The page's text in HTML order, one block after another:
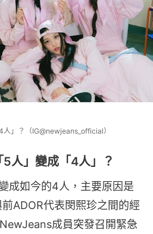
」？（IG@newjeans_official）
人」變成「4人」？
成如今的4人，主要原因是
ADOR代表閔熙珍之間的經
成員突發召開緊急